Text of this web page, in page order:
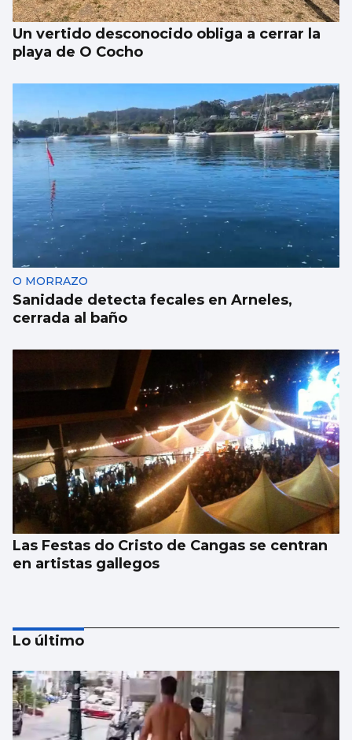
Un vertido desconocido obliga a cerrar la
playa de O Cocho
O MORRAZO
Sanidade detecta fecales en Arneles,
cerrada al baño
Las Festas do Cristo de Cangas se centran
en artistas gallegos
Lo último